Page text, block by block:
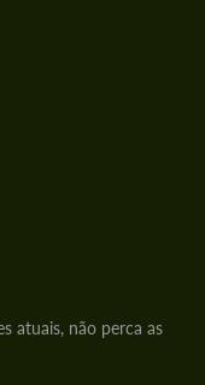
atuais, não perca as